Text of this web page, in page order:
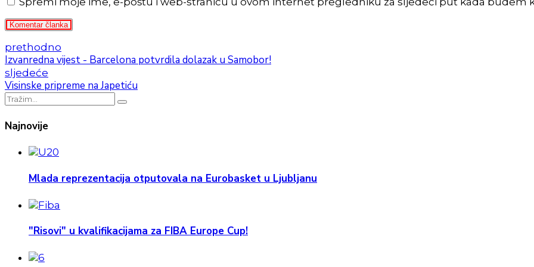
Komentar članka
prethodno
Izvanredna vijest - Barcelona potvrdila dolazak u Samobor!
sljedeće
Visinske pripreme na Japetiću
Najnovije
Mlada reprezentacija otputovala na Eurobasket u Ljubljanu
"Risovi" u kvalifikacijama za FIBA Europe Cup!